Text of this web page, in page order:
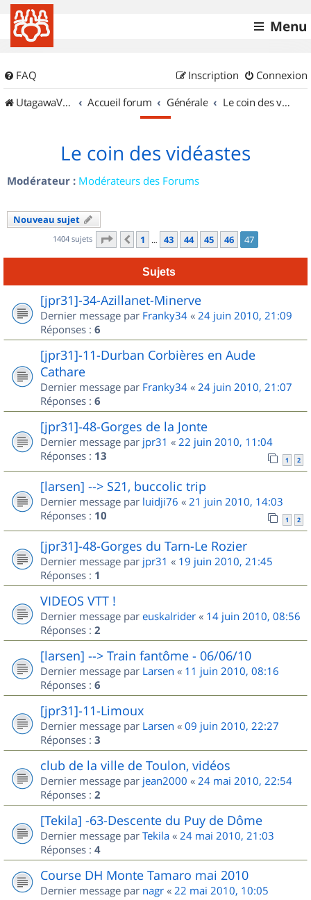
Menu
FAQ Connexion
Inscription
UtagawaVTT (Randos VTT et VTTAE avec traces GPS)
Accueil forum Générale Le coin des vidéastes
Le coin des vidéastes
Modérateur : Modérateurs des Forums
Nouveau sujet
1404 sujets Page 47 sur47
Précédent
1 … 43 44 45 46 47
Sujets
[jpr31]-34-Azillanet-Minerve
Dernier message par Franky34 « 24 juin 2010, 21:09
Réponses : 6
[jpr31]-11-Durban Corbières en Aude
Cathare
Dernier message par Franky34 « 24 juin 2010, 21:07
Réponses : 6
[jpr31]-48-Gorges de la Jonte
Dernier message par jpr31 « 22 juin 2010, 11:04
Réponses : 13 1 2
[larsen] --> S21, buccolic trip
Dernier message par luidji76 « 21 juin 2010, 14:03
Réponses : 10 1 2
[jpr31]-48-Gorges du Tarn-Le Rozier
Dernier message par jpr31 « 19 juin 2010, 21:45
Réponses : 1
VIDEOS VTT !
Dernier message par euskalrider « 14 juin 2010, 08:56
Réponses : 2
[larsen] --> Train fantôme - 06/06/10
Dernier message par Larsen « 11 juin 2010, 08:16
Réponses : 6
[jpr31]-11-Limoux
Dernier message par Larsen « 09 juin 2010, 22:27
Réponses : 3
club de la ville de Toulon, vidéos
Dernier message par jean2000 « 24 mai 2010, 22:54
Réponses : 2
[Tekila] -63-Descente du Puy de Dôme
Dernier message par Tekila « 24 mai 2010, 21:03
Réponses : 4
Course DH Monte Tamaro mai 2010
Dernier message par nagr « 22 mai 2010, 10:05